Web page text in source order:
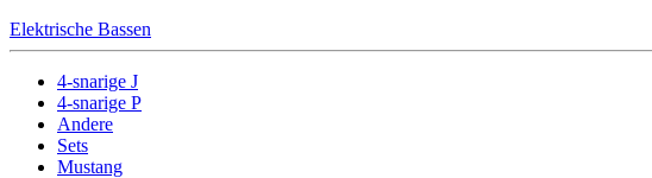
Elektrische Bassen
4-snarige J
4-snarige P
Andere
Sets
Mustang